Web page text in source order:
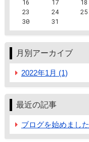
16
17 18
23
24 25
30
31
月別アーカイブ
2022年1月 (1)
最近の記事
ブログを始めました